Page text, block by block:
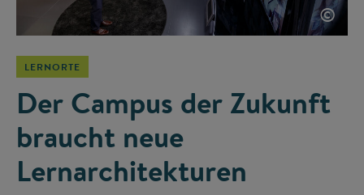
©
LERNORTE
Der Campus der Zukunft
braucht neue
Lernarchitekturen